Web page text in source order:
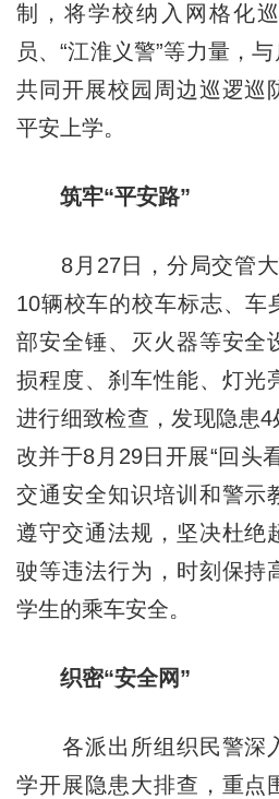
制，将学校纳入网格化
员、“江淮义警”等力量，
共同开展校园周边巡逻巡
平安上学。
筑牢“平安路”
8月27日，分局交管大
10辆校车的校车标志、车
部安全锤、灭火器等安全
损程度、刹车性能、灯光
进行细致检查，发现隐患
改并于8月29日开展“回头
交通安全知识培训和警示
遵守交通法规，坚决杜绝
驶等违法行为，时刻保持
学生的乘车安全。
织密“安全网”
各派出所组织民警深
学开展隐患大排查，重点